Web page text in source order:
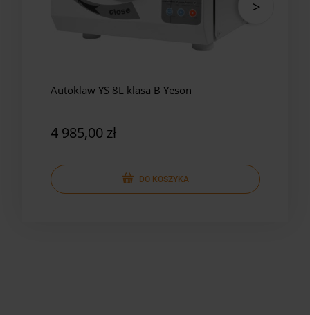
Autoklaw YS 8L klasa B Yeson
4 985,00 zł
DO KOSZYKA